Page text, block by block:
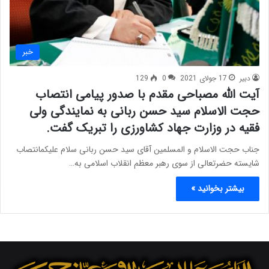
خبر
دبیر 17 جولای 2021 0
129
آیت الله مصباحی مقدم با صدور پیامی انتصاب
حجت الاسلام سید حسن ربانی به نمایندگی ولی
فقیه در وزارت جهاد کشاورزی را تبریک گفت.
جناب حجت الاسلام و المسلمین آقای سید حسن ربانی سلام علیکمانتصاب
شایسته حضرتعالی از سوی رهبر معظم انقلاب اسلامی به…
بیشتر بخوانید »